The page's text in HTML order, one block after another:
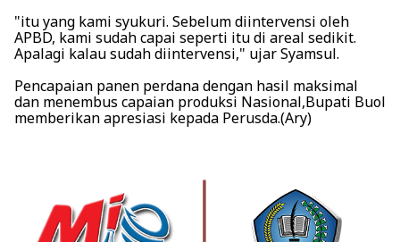
"itu yang kami syukuri. Sebelum diintervensi oleh
APBD, kami sudah capai seperti itu di areal sedikit.
Apalagi kalau sudah diintervensi," ujar Syamsul.
Pencapaian panen perdana dengan hasil maksimal
dan menembus capaian produksi Nasional,Bupati Buol
memberikan apresiasi kepada Perusda.(Ary)